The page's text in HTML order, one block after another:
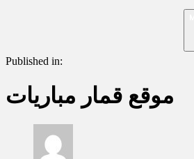
Published in:
موقع قمار مباريات